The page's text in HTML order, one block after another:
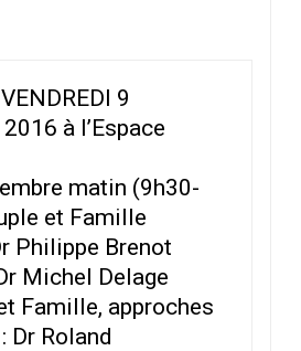
9
2016 à l’Espace
matin (9h30-
et Famille
Philippe Brenot
Michel Delage
Famille, approches
Dr Roland